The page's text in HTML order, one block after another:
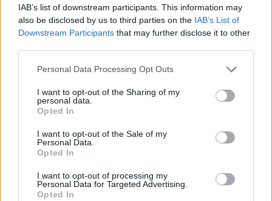
IAB’s list of downstream participants. This information may
also be disclosed by us to third parties on the IAB’s List of
Downstream Participants that may further disclose it to other
Personal Data Processing Opt Outs
I want to opt-out of the Sharing of my
personal data.
Opted In
I want to opt-out of the Sale of my
Personal Data.
Opted In
I want to opt-out of processing my
Personal Data for Targeted Advertising.
Opted In
KEDVES OLVASÓNK!
A keresett cikk a portfolio.hu hírarchívumához
tartozik, melynek olvasása előfizetéses
Az előfizetés a következőket tartalmazza:
Portfolio.hu teljes cikkarchívum
Kötéslisták: BÉT elmúlt 2 év napon belüli
kötéslistái
Előfizetés